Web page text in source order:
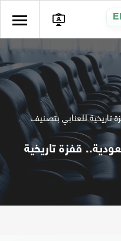
تاريخية للعنابي بتصنيف
قفزة تاريخية